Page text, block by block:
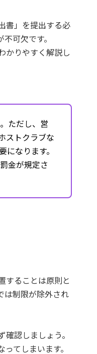
書」を提出する必
可欠です。
かりやすく解説し
ただし、営
ストクラブな
なります。
金が規定さ
することは原則と
は制限が除外され
認しましょう。
てしまいます。